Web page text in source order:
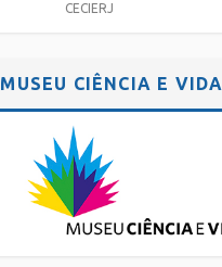
CECIERJ
MUSEU CIÊNCIA E VIDA